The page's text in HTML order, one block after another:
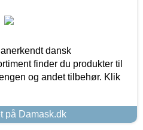
dansk
finder du produkter til
og andet tilbehør. Klik
på Damask.dk